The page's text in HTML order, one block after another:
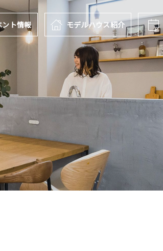
ント情報 モデルハウス紹介